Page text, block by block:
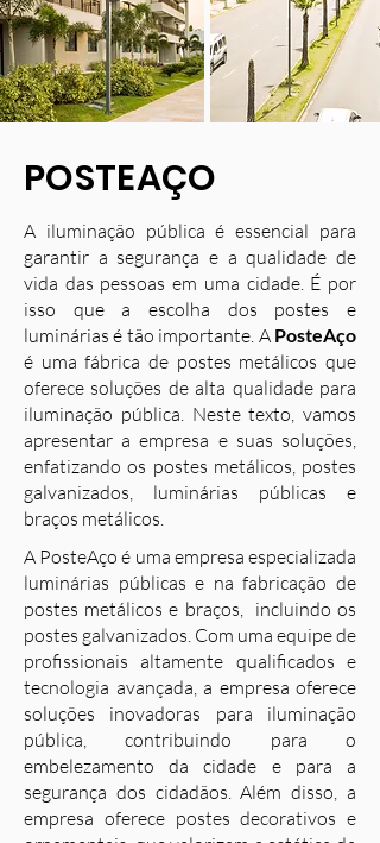
POSTEAÇO
A iluminação pública é essencial para
garantir a segurança e a qualidade de
vida das pessoas em uma cidade. É por
isso que a escolha dos postes e
luminárias é tão importante. A PosteAço
é uma fábrica de postes metálicos que
oferece soluções de alta qualidade para
iluminação pública. Neste texto, vamos
apresentar a empresa e suas soluções,
enfatizando os postes metálicos, postes
galvanizados, luminárias públicas e
braços metálicos.
A PosteAço é uma empresa especializada
luminárias públicas e na fabricação de
postes metálicos e braços, incluindo os
postes galvanizados. Com uma equipe de
profissionais altamente qualificados e
tecnologia avançada, a empresa oferece
soluções inovadoras para iluminação
pública, contribuindo para o
embelezamento da cidade e para a
segurança dos cidadãos. Além disso, a
empresa oferece postes decorativos e